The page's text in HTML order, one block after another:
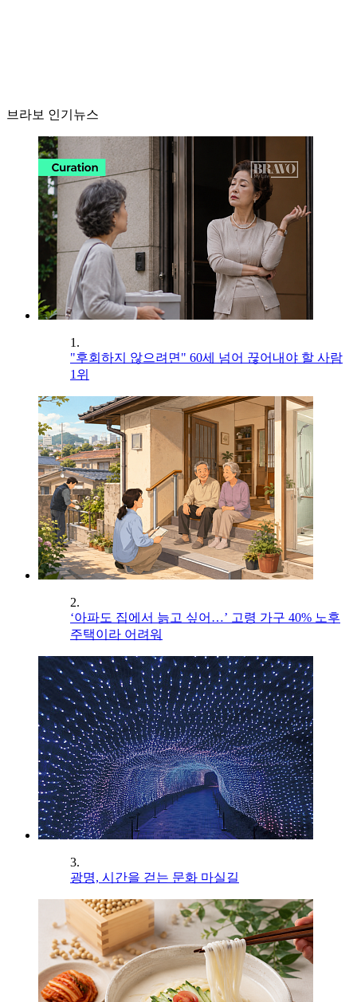
브라보 인기뉴스
1.
"후회하지 않으려면" 60세 넘어 끊어내야 할 사람
1위
2.
‘아파도 집에서 늙고 싶어…’ 고령 가구 40% 노후
주택이라 어려워
3.
광명, 시간을 걷는 문화 마실길